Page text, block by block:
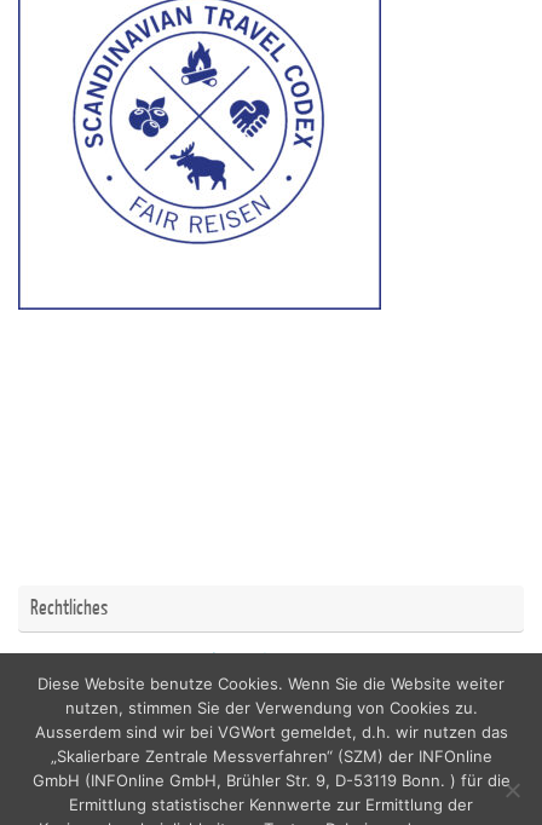
Rechtliches
Impressum Datenschutzerklärung
copyright by nordicfamily
Diese Website benutze Cookies. Wenn Sie die Website weiter
nutzen, stimmen Sie der Verwendung von Cookies zu.
Ausserdem sind wir bei VGWort gemeldet, d.h. wir nutzen das
„Skalierbare Zentrale Messverfahren“ (SZM) der INFOnline
GmbH (INFOnline GmbH, Brühler Str. 9, D-53119 Bonn. ) für die
Ermittlung statistischer Kennwerte zur Ermittlung der